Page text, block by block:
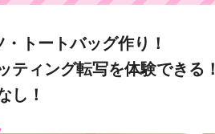
トートバッグ作り！
ティング転写を体験できる！
し！